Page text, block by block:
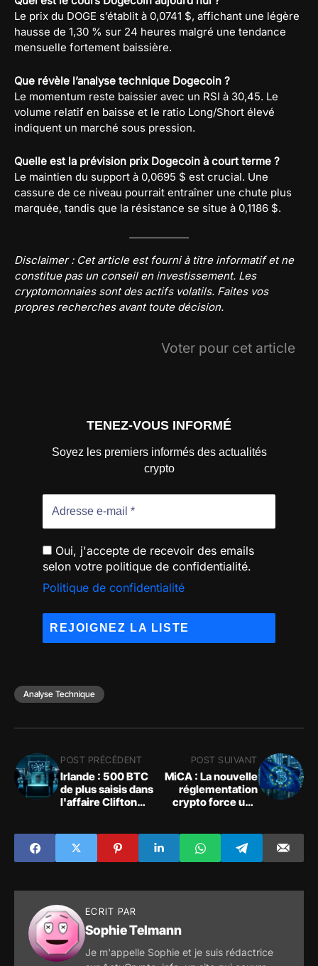
Le prix du DOGE s’établit à 0,0741 $, affichant une légère
hausse de 1,30 % sur 24 heures malgré une tendance
mensuelle fortement baissière.
Que révèle l’analyse technique Dogecoin ?
Le momentum reste baissier avec un RSI à 30,45. Le
volume relatif en baisse et le ratio Long/Short élevé
indiquent un marché sous pression.
Quelle est la prévision prix Dogecoin à court terme ?
Le maintien du support à 0,0695 $ est crucial. Une
cassure de ce niveau pourrait entraîner une chute plus
marquée, tandis que la résistance se situe à 0,1186 $.
Disclaimer : Cet article est fourni à titre informatif et ne
constitue pas un conseil en investissement. Les
cryptomonnaies sont des actifs volatils. Faites vos
propres recherches avant toute décision.
Voter pour cet article
TENEZ-VOUS INFORMÉ
Soyez les premiers informés des actualités
crypto
Oui, j'accepte de recevoir des emails
selon votre politique de confidentialité.
Politique de confidentialité
Analyse Technique
POST PRÉCÉDENT
Irlande : 500 BTC
de plus saisis dans
l'affaire Clifton
POST SUIVANT
MiCA : La nouvelle
réglementation
crypto force une
européen
ECRIT PAR
Sophie Telmann
Je m'appelle Sophie et je suis rédactrice